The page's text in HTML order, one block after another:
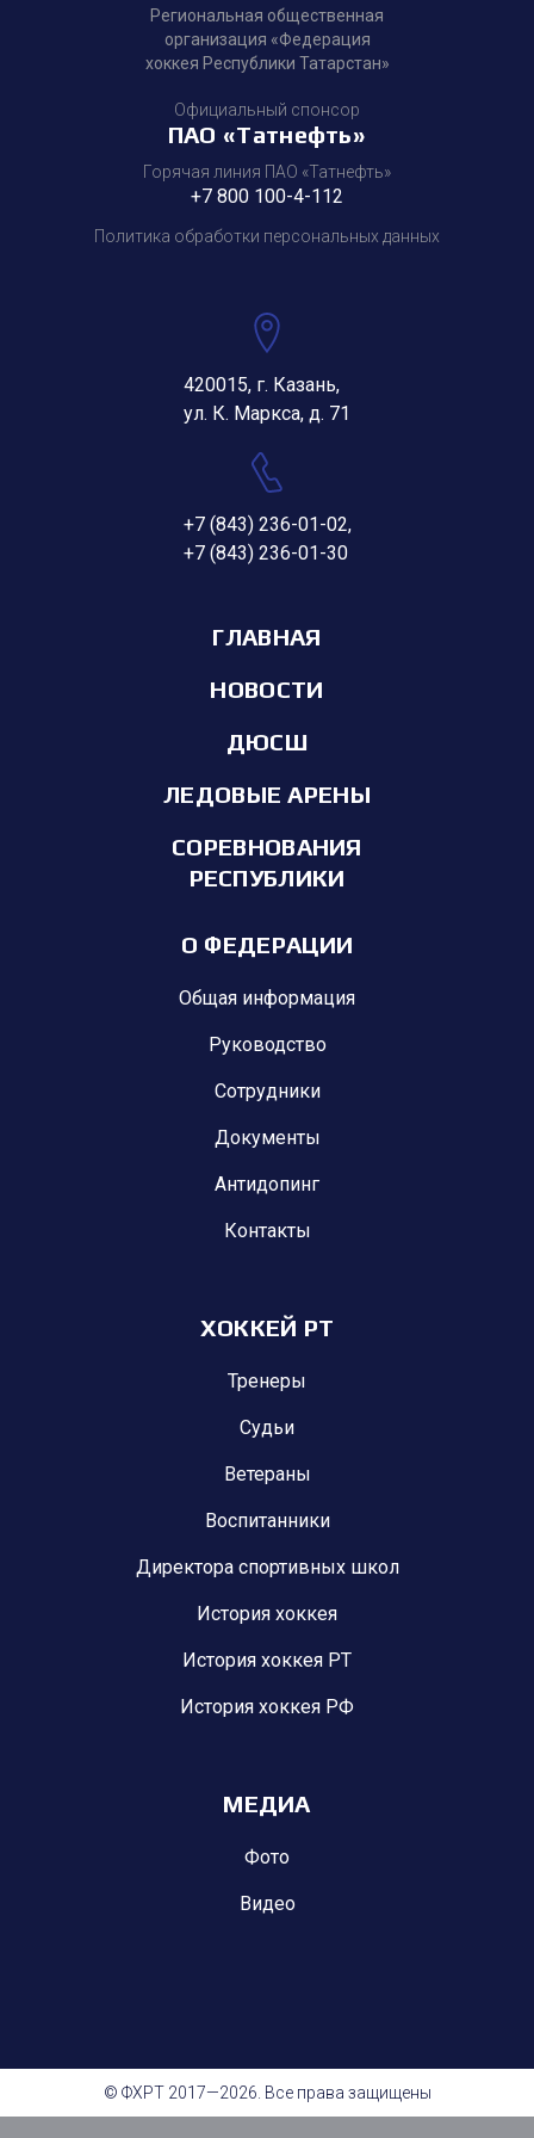
Региональная общественная
организация «Федерация
хоккея Республики Татарстан»
Официальный спонсор
ПАО «Татнефть»
Горячая линия ПАО «Татнефть»
+7 800 100-4-112
Политика обработки персональных данных
420015, г. Казань,
ул. К. Маркса, д. 71
+7 (843) 236-01-02,
+7 (843) 236-01-30
ГЛАВНАЯ
НОВОСТИ
ДЮСШ
ЛЕДОВЫЕ АРЕНЫ
СОРЕВНОВАНИЯ
РЕСПУБЛИКИ
О ФЕДЕРАЦИИ
Общая информация
Руководство
Сотрудники
Документы
Антидопинг
Контакты
ХОККЕЙ РТ
Тренеры
Судьи
Ветераны
Воспитанники
Директора спортивных школ
История хоккея
История хоккея РТ
История хоккея РФ
МЕДИА
Фото
Видео
© ФХРТ 2017—2026. Все права защищены